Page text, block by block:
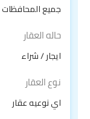
جميع المحافظات
حاله العقار
ايجار / شراء
نوع العقار
اي نوعيه عقار